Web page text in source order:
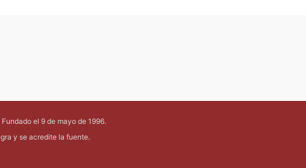
el 9 de mayo de 1996.
y se acredite la fuente.